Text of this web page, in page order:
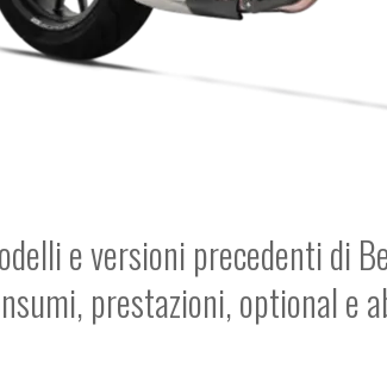
e versioni precedenti di
prestazioni, optional e